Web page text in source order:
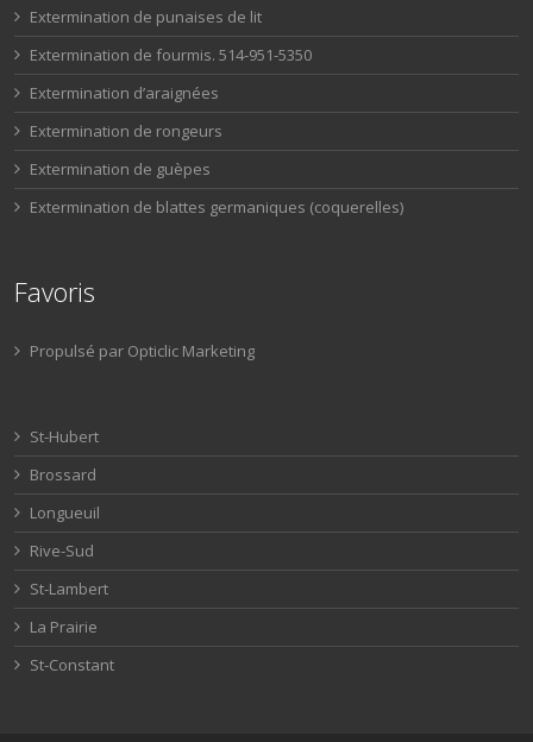
Extermination de punaises de lit
Extermination de fourmis. 514-951-5350
Extermination d’araignées
Extermination de rongeurs
Extermination de guèpes
Extermination de blattes germaniques (coquerelles)
Favoris
Propulsé par Opticlic Marketing
St-Hubert
Brossard
Longueuil
Rive-Sud
St-Lambert
La Prairie
St-Constant